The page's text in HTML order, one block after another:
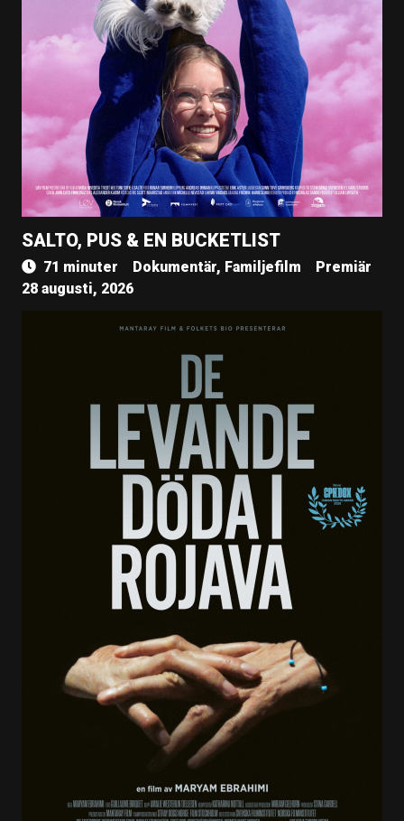
SALTO, PUS & EN BUCKETLIST
71 minuter Dokumentär, Familjefilm
Premiär
28 augusti, 2026